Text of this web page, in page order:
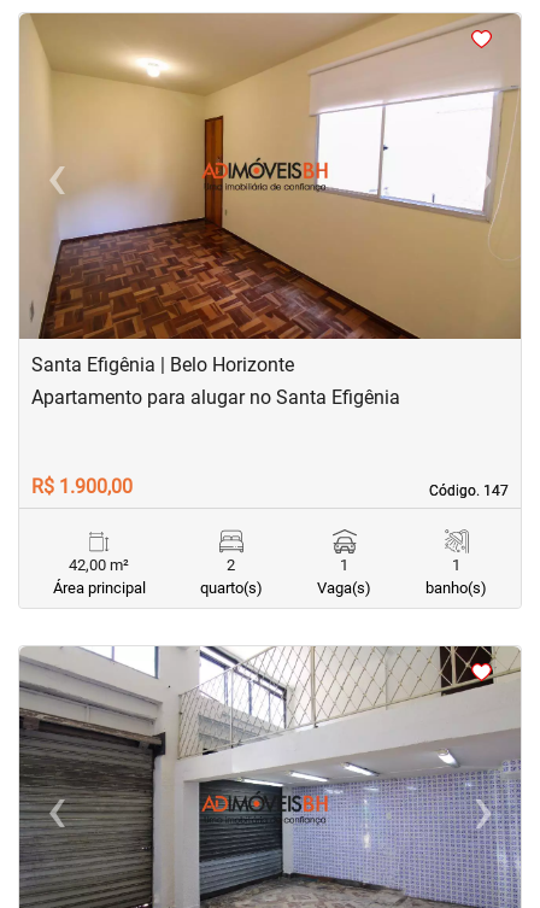
< <
‹Previous ›
Next
Santa Efigênia | Belo Horizonte
Código. 147
Código. 147
Apartamento para alugar no Santa Efigênia
R$ 1.900,00
42,00 m²
Área principal
2
quarto(s)
1
Vaga(s)
1
banho(s)
<<<
‹Previous ›Next